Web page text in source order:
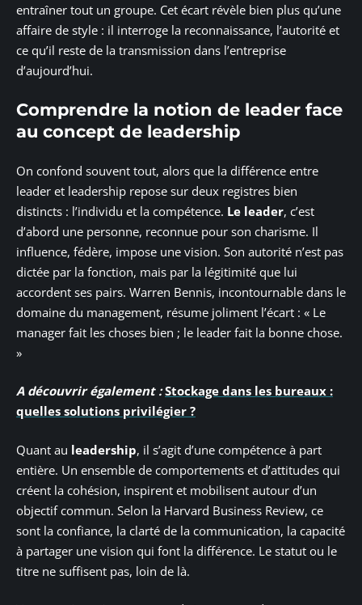
entraîner tout un groupe. Cet écart révèle bien plus qu’une
affaire de style : il interroge la reconnaissance, l’autorité et
ce qu’il reste de la transmission dans l’entreprise
d’aujourd’hui.
Comprendre la notion de leader face
au concept de leadership
On confond souvent tout, alors que la différence entre
leader et leadership repose sur deux registres bien
distincts : l’individu et la compétence. Le leader, c’est
d’abord une personne, reconnue pour son charisme. Il
influence, fédère, impose une vision. Son autorité n’est pas
dictée par la fonction, mais par la légitimité que lui
accordent ses pairs. Warren Bennis, incontournable dans le
domaine du management, résume joliment l’écart : « Le
manager fait les choses bien ; le leader fait la bonne chose.
»
A découvrir également : Stockage dans les bureaux :
quelles solutions privilégier ?
Quant au leadership, il s’agit d’une compétence à part
entière. Un ensemble de comportements et d’attitudes qui
créent la cohésion, inspirent et mobilisent autour d’un
objectif commun. Selon la Harvard Business Review, ce
sont la confiance, la clarté de la communication, la capacité
à partager une vision qui font la différence. Le statut ou le
titre ne suffisent pas, loin de là.